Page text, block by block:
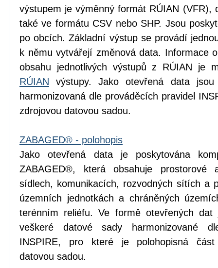
výstupem je výměnný formát RÚIAN (VFR),
také ve formátu CSV nebo SHP. Jsou
po obcích. Základní výstup se provádí
k němu vytvářejí změnová data. Informace
obsahu jednotlivých výstupů z RÚIAN je
RÚIAN výstupy. Jako otevřená data
harmonizovaná dle prováděcích pravidel
zdrojovou datovou sadou.
ZABAGED® - polohopis
Jako otevřená data je poskytována
ZABAGED®, která obsahuje
sídlech, komunikacích, rozvodných sítích a
územních jednotkách a chráněných
terénním reliéfu. Ve formě otevřených
veškeré datové sady harmonizované
INSPIRE, pro které je polohopisná část
datovou sadou.